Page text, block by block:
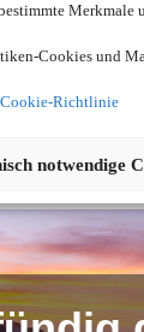
Merkmale
Cookies und
Cookie-Richtlinie
notwendige